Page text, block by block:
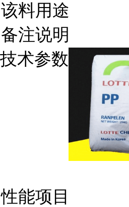
该料用途
备注说明
技术参数
性能项目